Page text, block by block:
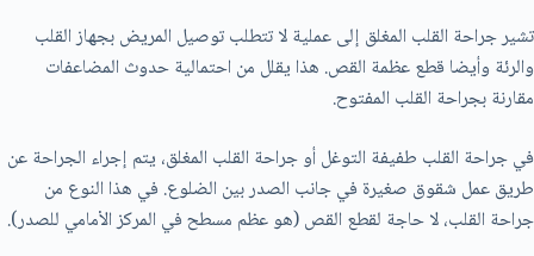
تشير جراحة القلب المغلق إلى عملية لا تتطلب توصيل المريض بجهاز القلب
والرئة وأيضا قطع عظمة القص. هذا يقلل من احتمالية حدوث المضاعفات
مقارنة بجراحة القلب المفتوح.
في جراحة القلب طفيفة التوغل أو جراحة القلب المغلق، يتم إجراء الجراحة عن
طريق عمل شقوق صغيرة في جانب الصدر بين الضلوع. في هذا النوع من
جراحة القلب، لا حاجة لقطع القص (هو عظم مسطح في المركز الأمامي للصدر).